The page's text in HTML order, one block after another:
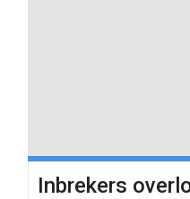
Inbrekers